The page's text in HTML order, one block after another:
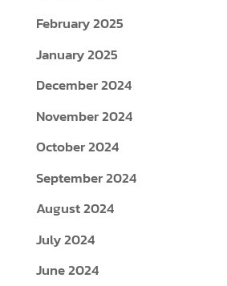
November 2024
October 2024
September 2024
August 2024
July 2024
June 2024
May 2024
April 2024
March 2024